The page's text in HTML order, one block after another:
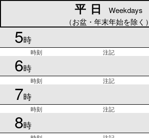
平日
Weekdays
（お盆・年末年始を除く）
5時
時刻 注記
6時
時刻 注記
7時
時刻 注記
8時